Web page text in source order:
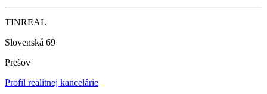
TINREAL
Slovenská 69
Prešov
Profil realitnej kancelárie